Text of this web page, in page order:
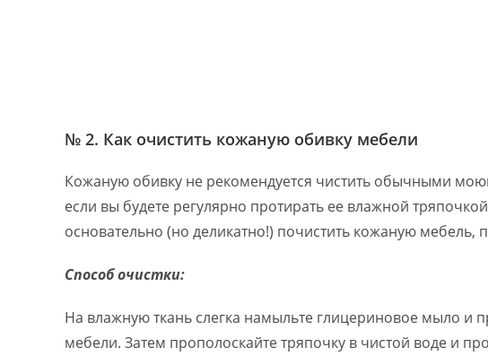
№ 2. Как очистить кожаную обивку мебели
Кожаную обивку не рекомендуется чистить обычными
если вы будете регулярно протирать ее влажной
основательно (но деликатно!) почистить кожаную
Способ очистки:
На влажную ткань слегка намыльте глицериновое мыло и
мебели. Затем прополоскайте тряпочку в чистой воде и